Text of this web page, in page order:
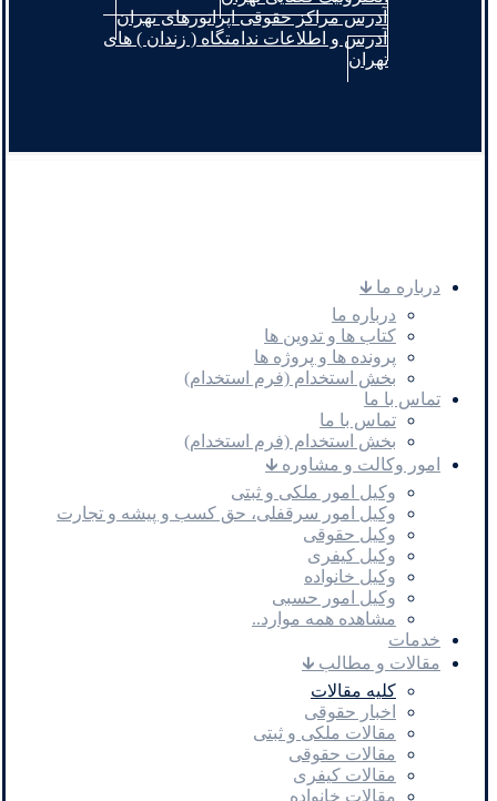
آدرس مراکز حقوقی اپراتورهای تهران
آدرس و اطلاعات ندامتگاه ( زندان ) های
تهران
درباره ما 🡳
درباره ما
کتاب ها و تدوین ها
پرونده ها و پروژه ها
بخش استخدام (فرم استخدام)
تماس با ما
تماس با ما
بخش استخدام (فرم استخدام)
امور وکالت و مشاوره 🡳
وکیل امور ملکی و ثبتی
وکیل امور سرقفلی، حق کسب و پیشه و تجارت
وکیل حقوقی
وکیل کیفری
وکیل خانواده
وکیل امور حسبی
مشاهده همه موارد..
خدمات
مقالات و مطالب 🡳
کلیه مقالات
اخبار حقوقی
مقالات ملکی و ثبتی
مقالات حقوقی
مقالات کیفری
مقالات خانواده